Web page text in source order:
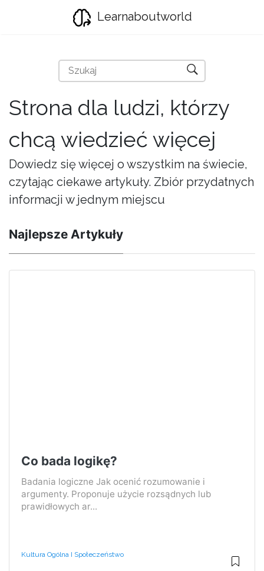
Learnaboutworld
Strona dla ludzi, którzy
chcą wiedzieć więcej
Dowiedz się więcej o wszystkim na świecie,
czytając ciekawe artykuły. Zbiór przydatnych
informacji w jednym miejscu
Najlepsze Artykuły
Co bada logikę?
Badania logiczne Jak ocenić rozumowanie i
argumenty. Proponuje użycie rozsądnych lub
prawidłowych ar...
Kultura Ogólna I Społeczeństwo